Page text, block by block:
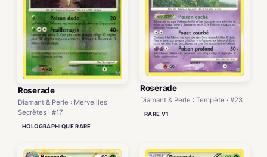
Roserade
Diamant & Perle : Merveilles
Secrètes · #17
HOLOGRAPHIQUE RARE
Roserade
Diamant & Perle : Tempête · #23
RARE V1